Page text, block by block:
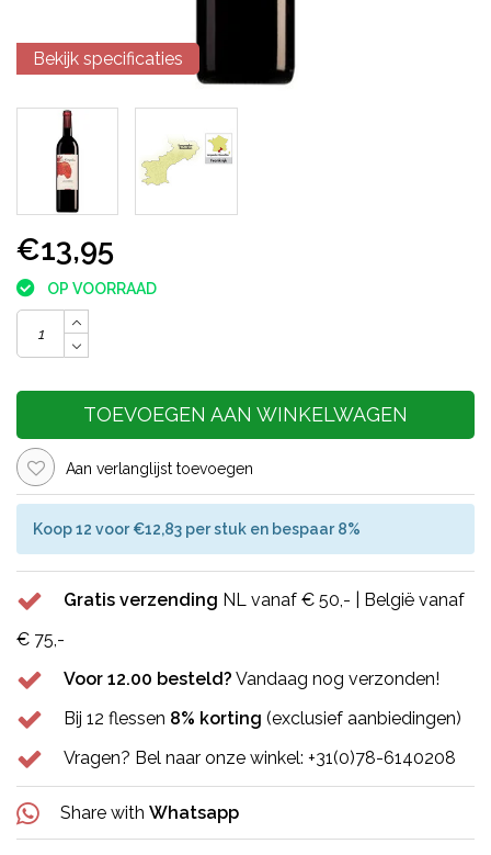
Bekijk specificaties
€13,95
OP VOORRAAD
TOEVOEGEN AAN WINKELWAGEN
Aan verlanglijst toevoegen
Koop 12 voor €12,83 per stuk en bespaar 8%
Gratis verzending NL vanaf € 50,- | België vanaf
€ 75,-
Voor 12.00 besteld? Vandaag nog verzonden!
Bij 12 flessen 8% korting (exclusief aanbiedingen)
Vragen? Bel naar onze winkel: +31(0)78-6140208
Share with Whatsapp